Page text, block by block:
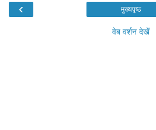
‹ मुख्यपृष्ठ
वेब वर्शन देखें